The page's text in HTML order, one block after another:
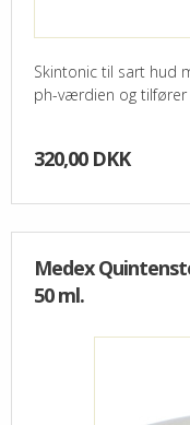
Skintonic til sart hud
ph-værdien og tilfører
320,00 DKK
Medex
50 ml.